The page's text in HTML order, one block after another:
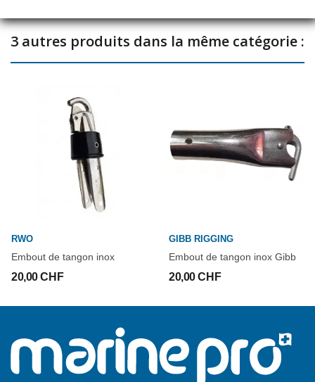
3 autres produits dans la même catégorie :
RWO
Embout de tangon inox
20,00 CHF
GIBB RIGGING
Embout de tangon inox Gibb
20,00 CHF